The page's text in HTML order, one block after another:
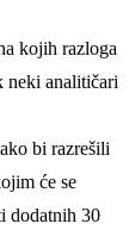
kojih razloga
neki analitičari
bi razrešili
će se
dodatnih 30